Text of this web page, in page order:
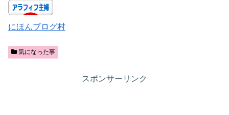
にほんブログ村
気になった事
スポンサーリンク